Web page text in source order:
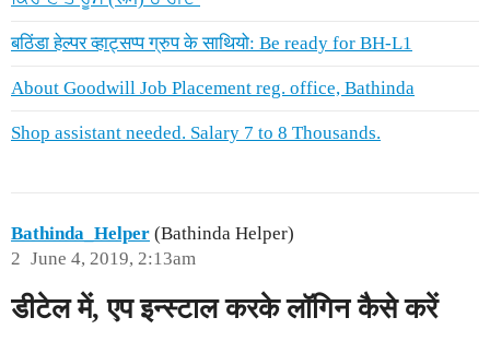
बठिंडा हेल्पर व्हाट्सप्प ग्रुप के साथियो: Be ready for BH-L1
About Goodwill Job Placement reg. office, Bathinda
Shop assistant needed. Salary 7 to 8 Thousands.
Bathinda_Helper (Bathinda Helper)
June 4, 2019, 2:13am
2
डीटेल में, एप इन्स्टाल करके लॉगिन कैसे करें